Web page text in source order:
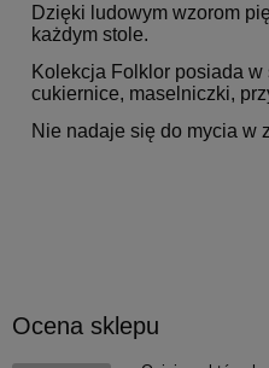
Dzięki ludowym wzorom
każdym stole.
Kolekcja Folklor posiada
cukiernice, maselniczki,
Nie nadaje się do mycia w
Ocena sklepu